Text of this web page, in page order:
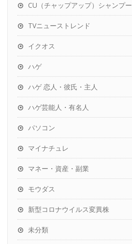
CU（チャップアップ）シャンプー
TVニューストレンド
イクオス
ハゲ
ハゲ 恋人・彼氏・主人
ハゲ芸能人・有名人
パソコン
マイナチュレ
マネー・資産・副業
モウダス
新型コロナウイルス変異株
未分類